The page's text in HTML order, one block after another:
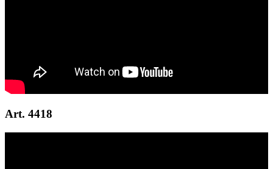
Art. 4418